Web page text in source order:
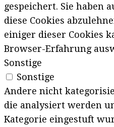
gespeichert. Sie haben
diese Cookies
einiger dieser Cookies
Browser-Erfahrung
Sonstige
Sonstige
Andere nicht
die analysiert werden
Kategorie eingestuft